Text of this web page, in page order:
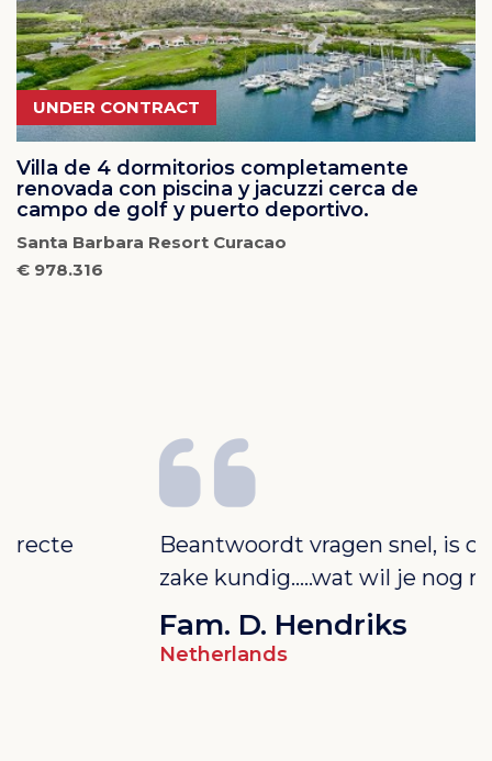
UNDER CONTRACT
Villa de 4 dormitorios completamente
renovada con piscina y jacuzzi cerca de
campo de golf y puerto deportivo.
Santa Barbara Resort Curacao
€ 978.316
Beantwoordt vragen snel, is correct en ter
zake kundig…..wat wil je nog meer?
Fam. D. Hendriks